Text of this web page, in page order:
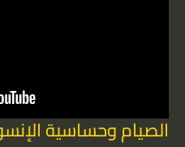
الصيام وحساسية